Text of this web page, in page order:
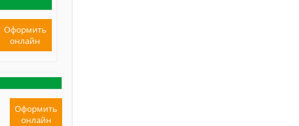
Оформить
онлайн
Оформить
онлайн